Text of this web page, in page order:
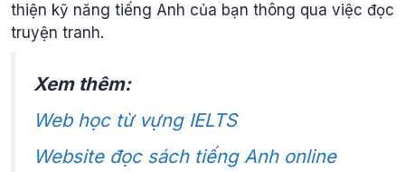
thiện kỹ năng tiếng Anh của bạn thông qua việc đọc
truyện tranh.
Xem thêm:
Web học từ vựng IELTS
Website đọc sách tiếng Anh online